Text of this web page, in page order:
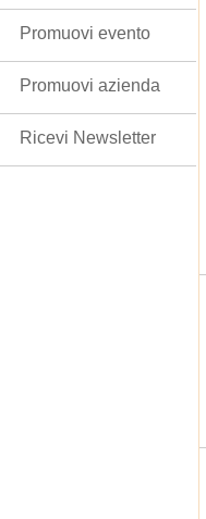
Promuovi evento
Promuovi azienda
Ricevi Newsletter